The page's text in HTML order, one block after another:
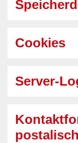
Cookies
Server-